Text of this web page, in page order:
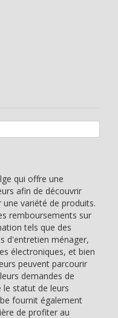
qui offre une
afin de découvrir
variété de produits.
remboursements sur
tels que des
d'entretien ménager,
électroniques, et bien
peuvent parcourir
demandes de
le statut de leurs
fournit également
de profiter au